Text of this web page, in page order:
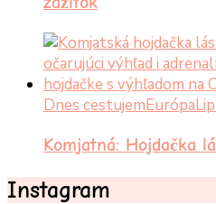
Dnes cestujemEurópa
Komjatná: Hojdačka
Instagram